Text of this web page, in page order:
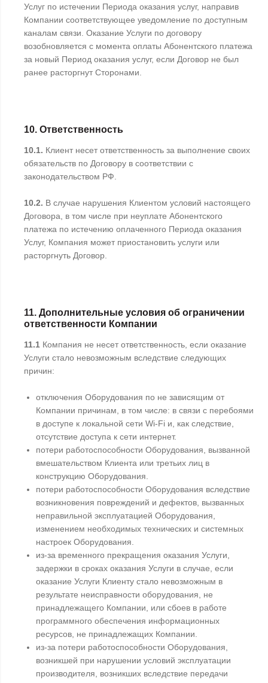
Услуг по истечении Периода оказания услуг, направив
Компании соответствующее уведомление по доступным
каналам связи. Оказание Услуги по договору
возобновляется с момента оплаты Абонентского платежа
за новый Период оказания услуг, если Договор не был
ранее расторгнут Сторонами.
10. Ответственность
10.1. Клиент несет ответственность за выполнение своих
обязательств по Договору в соответствии с
законодательством РФ.
10.2. В случае нарушения Клиентом условий настоящего
Договора, в том числе при неуплате Абонентского
платежа по истечению оплаченного Периода оказания
Услуг, Компания может приостановить услуги или
расторгнуть Договор.
11. Дополнительные условия об ограничении
ответственности Компании
11.1 Компания не несет ответственность, если оказание
Услуги стало невозможным вследствие следующих
причин:
отключения Оборудования по не зависящим от
Компании причинам, в том числе: в связи с перебоями
в доступе к локальной сети Wi-Fi и, как следствие,
отсутствие доступа к сети интернет.
потери работоспособности Оборудования, вызванной
вмешательством Клиента или третьих лиц в
конструкцию Оборудования.
потери работоспособности Оборудования вследствие
возникновения повреждений и дефектов, вызванных
неправильной эксплуатацией Оборудования,
изменением необходимых технических и системных
настроек Оборудования.
из-за временного прекращения оказания Услуги,
задержки в сроках оказания Услуги в случае, если
оказание Услуги Клиенту стало невозможным в
результате неисправности оборудования, не
принадлежащего Компании, или сбоев в работе
программного обеспечения информационных
ресурсов, не принадлежащих Компании.
из-за потери работоспособности Оборудования,
возникшей при нарушении условий эксплуатации
производителя, возникших вследствие передачи